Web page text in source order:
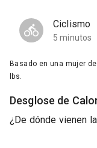
Ciclismo
5 minutos
Basado en una mujer
lbs.
Desglose de
¿De dónde vienen